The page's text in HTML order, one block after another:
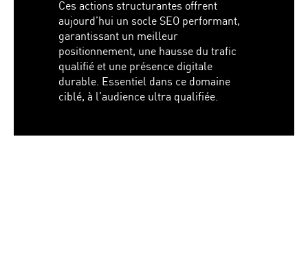
Ces actions structurantes offrent
aujourd’hui un socle SEO performant,
garantissant un meilleur
positionnement, une hausse du trafic
qualifié et une présence digitale
durable. Essentiel dans ce domaine
ciblé, à l’audience ultra qualifiée.